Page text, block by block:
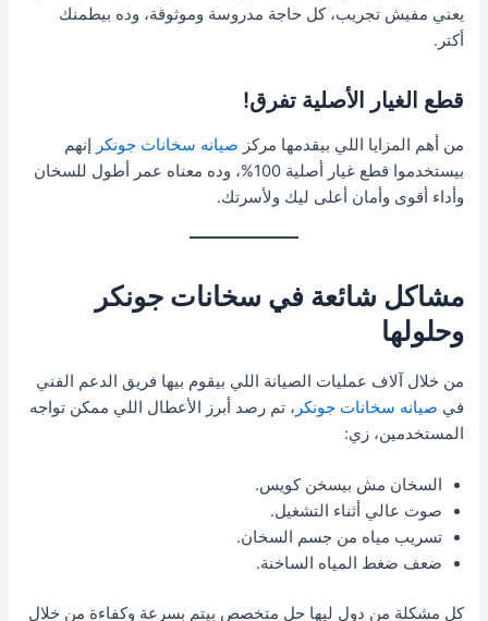
يعني مفيش تجريب، كل حاجة مدروسة وموثوقة، وده بيطمنك
أكتر.
قطع الغيار الأصلية تفرق!
من أهم المزايا اللي بيقدمها مركز صيانه سخانات جونكر
إنهم
بيستخدموا قطع غيار أصلية 100%، وده معناه عمر أطول للسخان
وأداء أقوى وأمان أعلى ليك ولأسرتك.
مشاكل شائعة في سخانات جونكر
وحلولها
من خلال آلاف عمليات الصيانة اللي بيقوم بيها فريق الدعم الفني
في صيانه سخانات جونكر ، تم رصد أبرز الأعطال اللي ممكن تواجه
المستخدمين، زي:
السخان مش بيسخن كويس.
صوت عالي أثناء التشغيل.
تسريب مياه من جسم السخان.
ضعف ضغط المياه الساخنة.
كل مشكلة من دول ليها حل متخصص بيتم بسرعة وكفاءة من خلال